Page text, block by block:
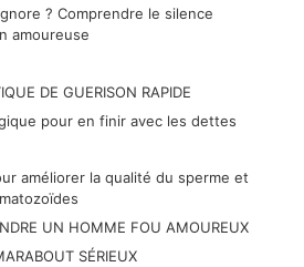
? Comprendre le silence
amoureuse
DE GUERISON RAPIDE
pour en finir avec les dettes
améliorer la qualité du sperme et
UN HOMME FOU AMOUREUX
SÉRIEUX